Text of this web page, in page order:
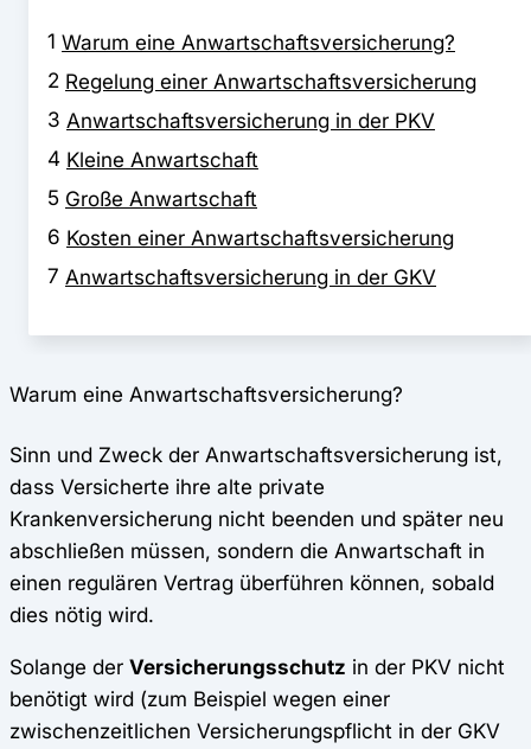
1 Warum eine Anwartschaftsversicherung?
2 Regelung einer Anwartschaftsversicherung
3 Anwartschaftsversicherung in der PKV
4 Kleine Anwartschaft
5 Große Anwartschaft
6 Kosten einer Anwartschaftsversicherung
7 Anwartschaftsversicherung in der GKV
Warum eine Anwartschaftsversicherung?
Sinn und Zweck der Anwartschaftsversicherung ist,
dass Versicherte ihre alte private
Krankenversicherung nicht beenden und später neu
abschließen müssen, sondern die Anwartschaft in
einen regulären Vertrag überführen können, sobald
dies nötig wird.
Solange der Versicherungsschutz in der PKV nicht
benötigt wird (zum Beispiel wegen einer
zwischenzeitlichen Versicherungspflicht in der GKV